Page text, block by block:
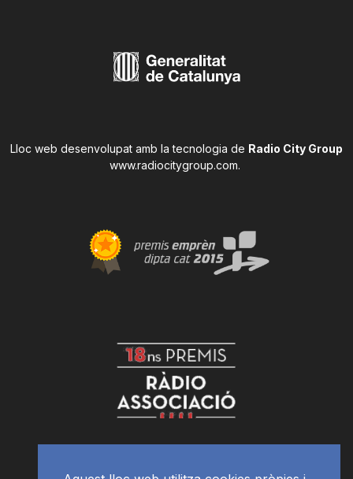
Lloc web desenvolupat amb la tecnologia de Radio City Group
www.radiocitygroup.com.